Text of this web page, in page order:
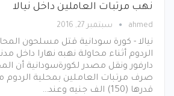
نهب مرتبات العاملين داخل نيالا
ahmed سبتمبر 27, 2016
نيالا - كورة سودانية قتل مسلحون
الردوم أثناء محاولة نهبه نهارا داخل
دارفور ونقل مصدر لكورةسودانية أن
صرف مرتبات العاملين بمحلية الردوم
قدرها (150) الف جنيه وعند…